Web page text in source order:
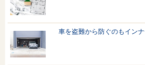
車を盗難から防ぐのもイン